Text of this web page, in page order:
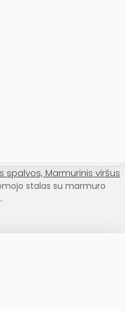
spalvos, Marmurinis viršus
stalas su marmuro